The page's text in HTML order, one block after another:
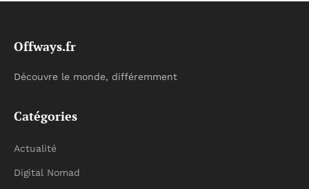
Offways.fr
Découvre le monde, différemment
Catégories
Actualité
Digital Nomad